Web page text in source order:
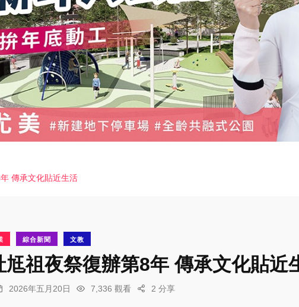
傳承文化貼近生活
綜合新聞 文教
尪祖夜祭復辦第8年 傳承文化貼近
2026年五月20日 7,336 觀看 2 分享